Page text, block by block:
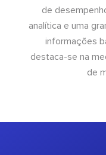
de
analítica e uma
informações
destaca-se na
de